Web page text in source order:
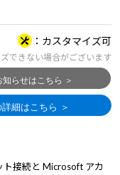
カスタマイズ可
できない場合がございます
接続と Microsoft アカ